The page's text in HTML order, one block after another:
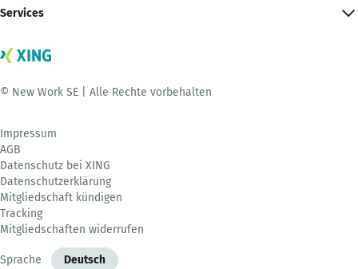
Services
© New Work SE | Alle Rechte vorbehalten
Impressum
AGB
Datenschutz bei XING
Datenschutzerklärung
Mitgliedschaft kündigen
Tracking
Mitgliedschaften widerrufen
Sprache Deutsch